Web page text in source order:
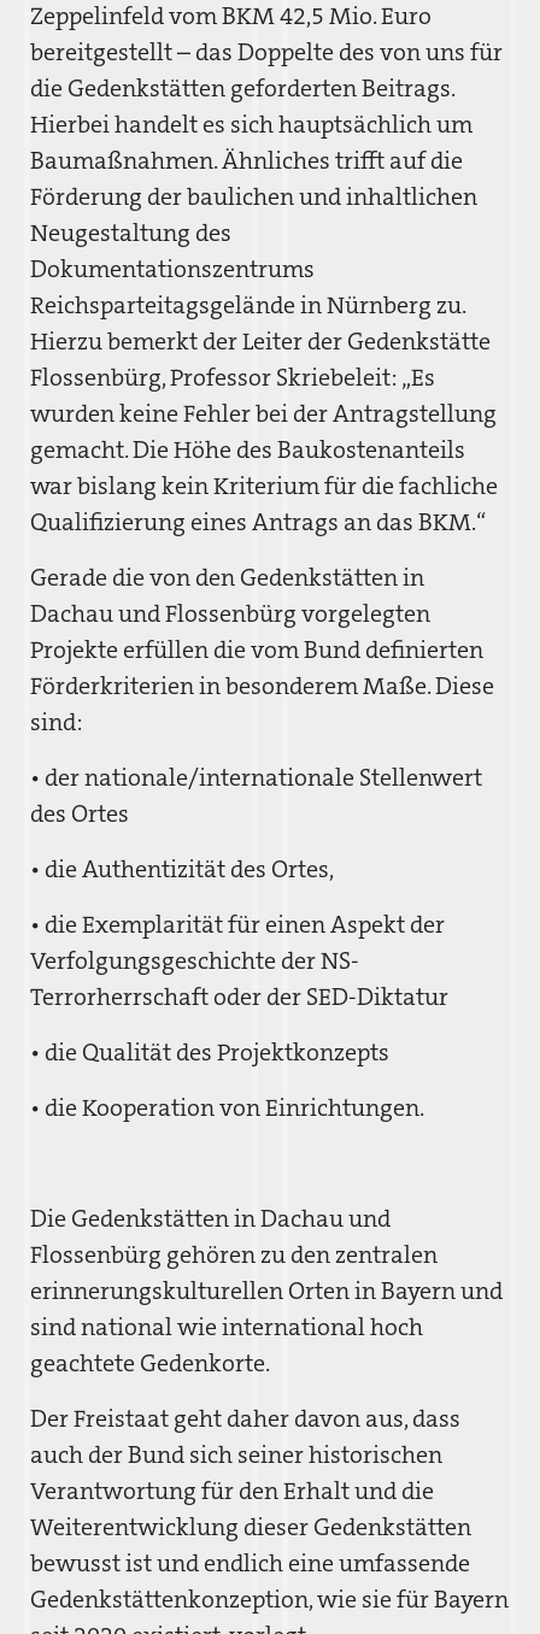
Zeppelinfeld vom BKM 42,5 Mio. Euro
bereitgestellt – das Doppelte des von uns für
die Gedenkstätten geforderten Beitrags.
Hierbei handelt es sich hauptsächlich um
Baumaßnahmen. Ähnliches trifft auf die
Förderung der baulichen und inhaltlichen
Neugestaltung des
Dokumentationszentrums
Reichsparteitagsgelände in Nürnberg zu.
Hierzu bemerkt der Leiter der Gedenkstätte
Flossenbürg, Professor Skriebeleit: „Es
wurden keine Fehler bei der Antragstellung
gemacht. Die Höhe des Baukostenanteils
war bislang kein Kriterium für die fachliche
Qualifizierung eines Antrags an das BKM.“
Gerade die von den Gedenkstätten in
Dachau und Flossenbürg vorgelegten
Projekte erfüllen die vom Bund definierten
Förderkriterien in besonderem Maße. Diese
sind:
• der nationale/internationale Stellenwert
des Ortes
• die Authentizität des Ortes,
• die Exemplarität für einen Aspekt der
Verfolgungsgeschichte der NS-
Terrorherrschaft oder der SED-Diktatur
• die Qualität des Projektkonzepts
• die Kooperation von Einrichtungen.
Die Gedenkstätten in Dachau und
Flossenbürg gehören zu den zentralen
erinnerungskulturellen Orten in Bayern und
sind national wie international hoch
geachtete Gedenkorte.
Der Freistaat geht daher davon aus, dass
auch der Bund sich seiner historischen
Verantwortung für den Erhalt und die
Weiterentwicklung dieser Gedenkstätten
bewusst ist und endlich eine umfassende
Gedenkstättenkonzeption, wie sie für Bayern